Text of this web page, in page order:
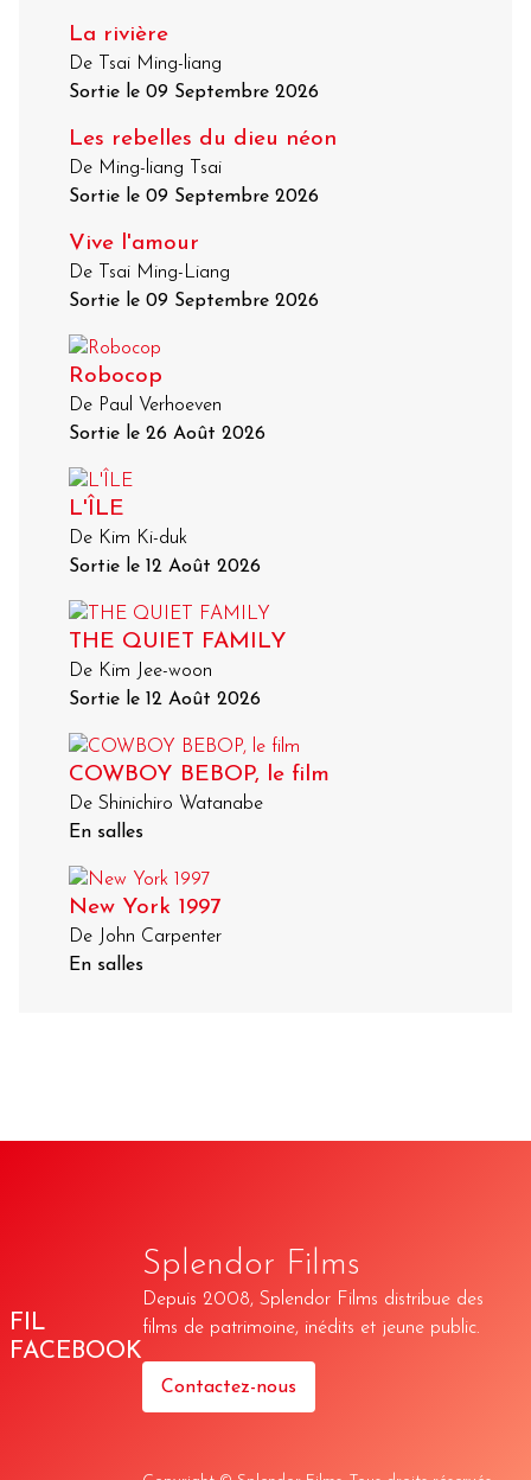
La rivière
De Tsai Ming-liang
Sortie le 09 Septembre 2026
Les rebelles du dieu néon
De Ming-liang Tsai
Sortie le 09 Septembre 2026
Vive l'amour
De Tsai Ming-Liang
Sortie le 09 Septembre 2026
Robocop
De Paul Verhoeven
Sortie le 26 Août 2026
L'ÎLE
De Kim Ki-duk
Sortie le 12 Août 2026
THE QUIET FAMILY
De Kim Jee-woon
Sortie le 12 Août 2026
COWBOY BEBOP, le film
De Shinichiro Watanabe
En salles
New York 1997
De John Carpenter
En salles
FIL
FACEBOOK
Splendor Films
Depuis 2008, Splendor Films distribue des
films de patrimoine, inédits et jeune public.
Contactez-nous